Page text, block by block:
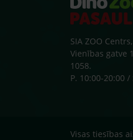
SIA ZOO
Vienības gatve
1058.
P. 10:00-20:00 /
Visas tiesības